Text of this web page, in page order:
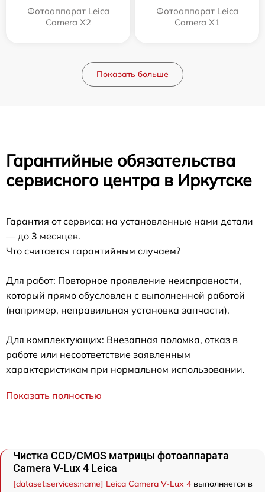
Фотоаппарат Leica
Camera X2
Фотоаппарат Leica
Camera X1
Показать больше
Гарантийные обязательства
сервисного центра в Иркутске
Гарантия от сервиса: на установленные нами детали
— до 3 месяцев.
Что считается гарантийным случаем?
Для работ: Повторное проявление неисправности,
который прямо обусловлен с выполненной работой
(например, неправильная установка запчасти).
Для комплектующих: Внезапная поломка, отказ в
работе или несоответствие заявленным
характеристикам при нормальном использовании.
Показать полностью
Чистка CCD/CMOS матрицы фотоаппарата
Camera V-Lux 4 Leica
[dataset:services:name] Leica Camera V-Lux 4 выполняется в